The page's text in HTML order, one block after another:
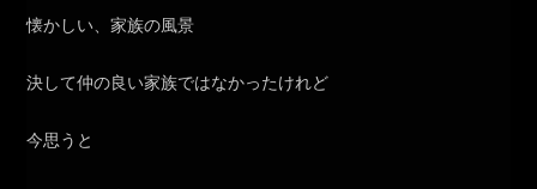
懐かしい、家族の風景
決して仲の良い家族ではなかったけれど
今思うと